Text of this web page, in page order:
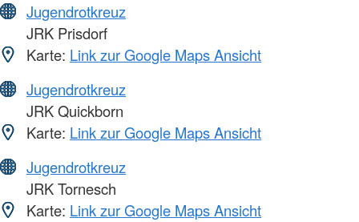
Jugendrotkreuz
JRK Prisdorf
Karte: Link zur Google Maps Ansicht
Jugendrotkreuz
JRK Quickborn
Karte: Link zur Google Maps Ansicht
Jugendrotkreuz
JRK Tornesch
Karte: Link zur Google Maps Ansicht